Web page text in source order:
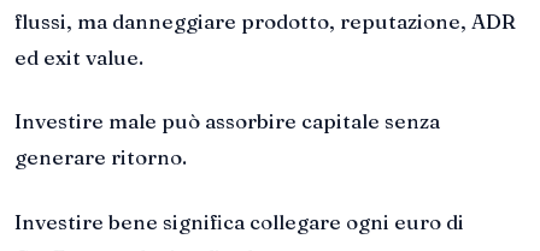
flussi, ma danneggiare prodotto, reputazione, ADR
ed exit value.
Investire male può assorbire capitale senza
generare ritorno.
Investire bene significa collegare ogni euro di